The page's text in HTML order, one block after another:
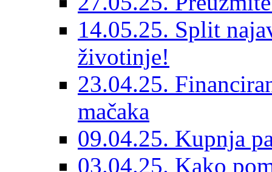
14.05.25. Split
životinje!
23.04.25.
mačaka
09.04.25. Kupnja
03.04.25. Kako